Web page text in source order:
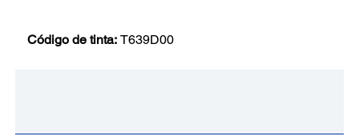
Código de tinta: T639D00